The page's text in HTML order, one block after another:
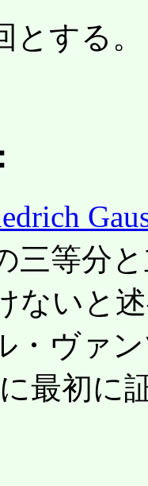
とする。
三等分
ないと
・ヴァ
最初に